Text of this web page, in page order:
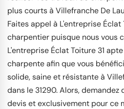
plus courts à Villefranche De
Faites appel à L'entreprise
charpentier puisque nous vous
L'entreprise Éclat Toiture 31
charpente afin que vous
solide, saine et résistante à
dans le 31290. Alors, demandez
devis et exclusivement pour ce